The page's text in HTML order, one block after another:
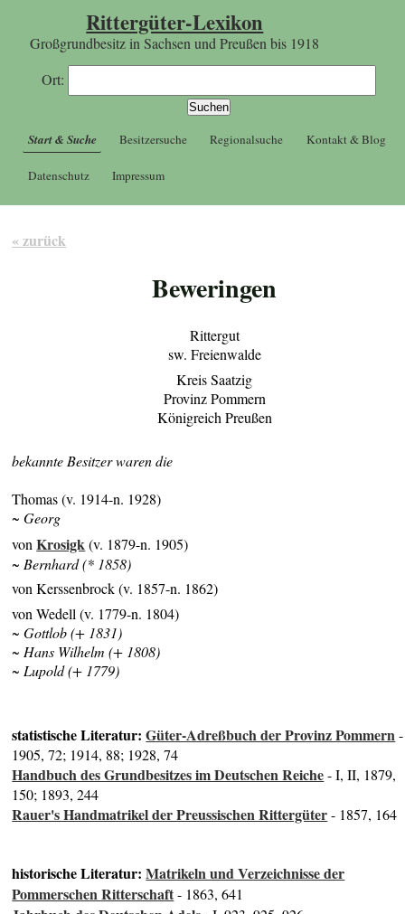
Rittergüter-Lexikon
Großgrundbesitz in Sachsen und Preußen bis 1918
Ort:
Start & Suche Besitzersuche Regionalsuche Kontakt & Blog
Datenschutz Impressum
« zurück
Beweringen
Rittergut
sw. Freienwalde
Kreis Saatzig
Provinz Pommern
Königreich Preußen
bekannte Besitzer waren die
Thomas (v. 1914-n. 1928)
~ Georg
vonKrosigk(v. 1879-n. 1905)
~ Bernhard (* 1858)
von Kerssenbrock (v. 1857-n. 1862)
von Wedell (v. 1779-n. 1804)
~ Gottlob (+ 1831)
~ Hans Wilhelm (+ 1808)
~ Lupold (+ 1779)
statistische Literatur:Güter-Adreßbuch der Provinz Pommern-
1905, 72; 1914, 88; 1928, 74
Handbuch des Grundbesitzes im Deutschen Reiche- I, II, 1879,
150; 1893, 244
Rauer's Handmatrikel der Preussischen Rittergüter- 1857, 164
historische Literatur:Matrikeln und Verzeichnisse der
Pommerschen Ritterschaft- 1863, 641